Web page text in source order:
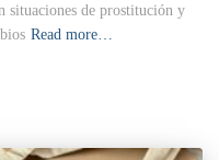
situaciones de prostitución y
Read more…